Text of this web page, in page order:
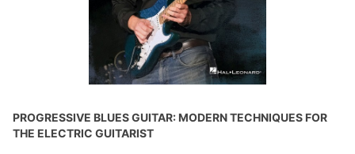
PROGRESSIVE BLUES GUITAR: MODERN TECHNIQUES FOR
THE ELECTRIC GUITARIST